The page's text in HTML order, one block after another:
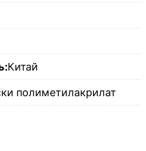
Китай
полиметилакрилат